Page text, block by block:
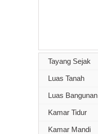
Tayang Sejak
Luas Tanah
Luas Bangunan
Kamar Tidur
Kamar Mandi